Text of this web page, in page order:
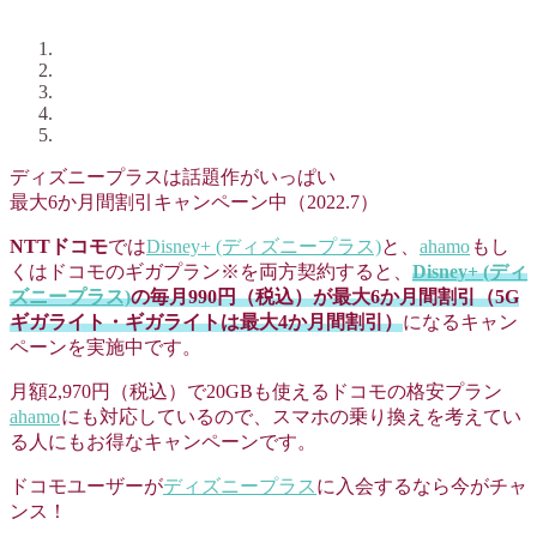
ディズニープラスは話題作がいっぱい
最大6か月間割引キャンペーン中（2022.7）
NTTドコモではDisney+ (ディズニープラス)と、 ahamo もし
くはドコモのギガプラン※を両方契約すると、 Disney+ (ディ
ズニープラス)の毎月990円（税込）が最大6か月間割引（5G
ギガライト・ギガライトは最大4か月間割引）になるキャン
ペーンを実施中です。
月額2,970円（税込）で20GBも使えるドコモの格安プラン
ahamoにも対応しているので、スマホの乗り換えを考えてい
る人にもお得なキャンペーンです。
ドコモユーザーがディズニープラス に入会するなら今がチャ
ンス！